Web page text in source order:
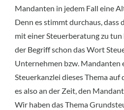
Mandanten in jedem Fall eine
Denn es stimmt durchaus, dass
mit einer Steuerberatung zu
der Begriff schon das Wort
Unternehmen bzw. Mandanten
Steuerkanzlei dieses Thema auf
es also an der Zeit, den
Wir haben das Thema